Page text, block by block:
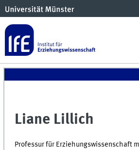
Liane Lillich
Professur für Erziehungswissenschaft